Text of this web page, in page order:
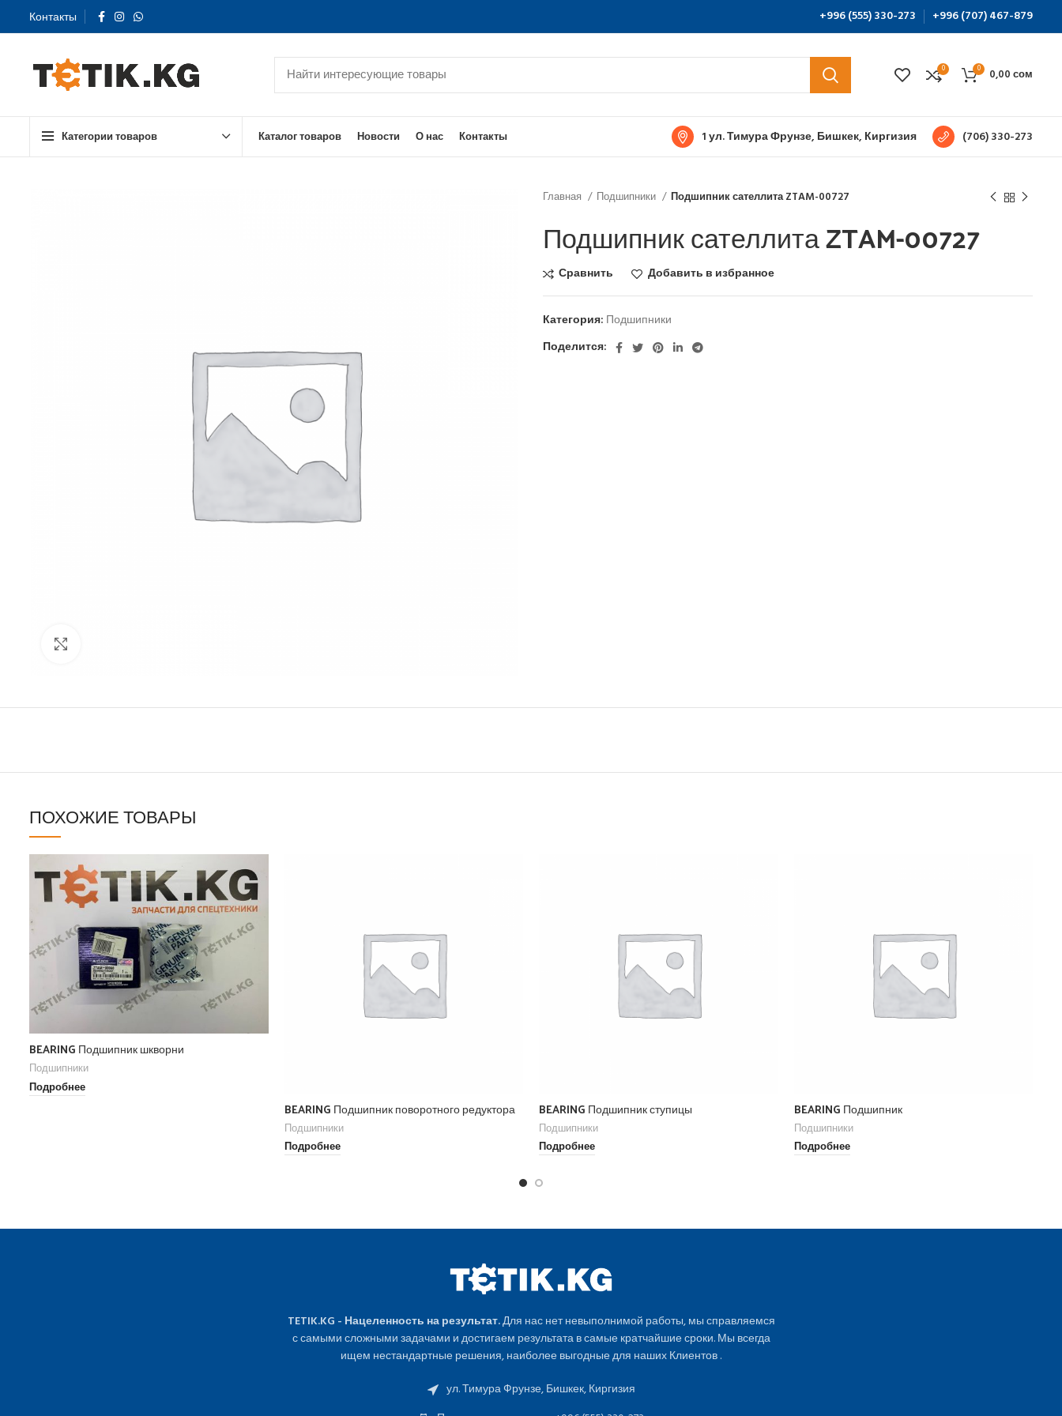
Контакты +996 (555) 330-273 +996 (707) 467-879
0 0 0,00сом
Категории товаров Каталог товаров Новости О нас Контакты 1 ул. Тимура Фрунзе, Бишкек, Киргизия (706) 330-273
Главная Подшипники Подшипник сателлита ZTAM-00727
Подшипник сателлита ZTAM-00727
Сравнить Добавить в избранное
Категория: Подшипники
Поделится:
ПОХОЖИЕ ТОВАРЫ
BEARING Подшипник шкворни
Подшипники
Подробнее
BEARING Подшипник поворотного редуктора
Подшипники
Подробнее
BEARING Подшипник ступицы
Подшипники
Подробнее
BEARING Подшипник
Подшипники
Подробнее
TETIK.KG - Нацеленность на результат.Для нас нет невыполнимой работы, мы справляемся
с самыми сложными задачами и достигаем результата в самые кратчайшие сроки. Мы всегда
ищем нестандартные решения, наиболее выгодные для наших Клиентов .
ул. Тимура Фрунзе, Бишкек, Киргизия